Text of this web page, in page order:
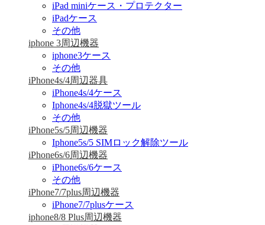
iPad miniケース・プロテクター
iPadケース
その他
iphone 3周辺機器
iphone3ケース
その他
iPhone4s/4周辺器具
iPhone4s/4ケース
Iphone4s/4脱獄ツール
その他
iPhone5s/5周辺機器
Iphone5s/5 SIMロック解除ツール
iPhone6s/6周辺機器
iPhone6s/6ケース
その他
iPhone7/7plus周辺機器
iPhone7/7plusケース
iphone8/8 Plus周辺機器